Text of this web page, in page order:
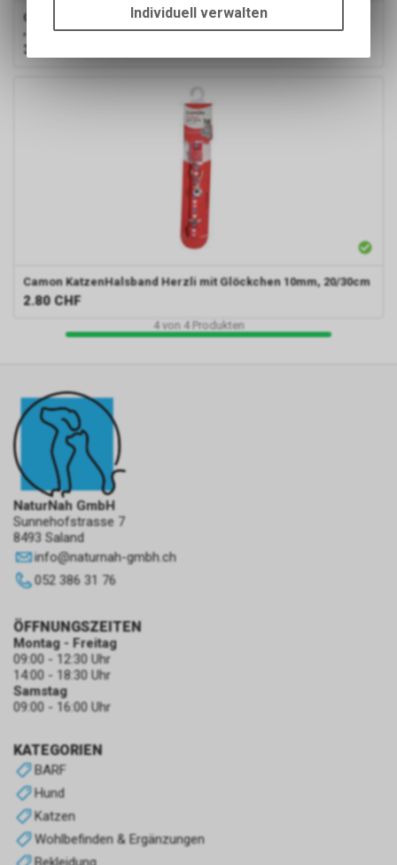
Camon
Elastisches Katzenhalsband - GLOW IN THE DARK
,10mm x2/300
3.50
Camon KatzenHalsband Herzli mit Glöckchen 10mm, 20/30cm
2.80 CHF
4von 4Produkten
NaturNah GmbH
Sunnehofstrasse 7
8493 Saland
info@naturnah-gmbh.ch
052 386 31 76
KATEGORIEN
BARF
Hund
Katzen
Wohlbefinden & Ergänzungen
ÖFFNUNGSZEITEN
Montag - Freitag
09:00 - 12:30 Uhr
14:00 - 18:30 Uhr
Samstag
09:00 - 16:00 Uhr
um die grundlegenden
Funktionen unseres Online-
dass die gespeicherten Daten
keinerlei Rückschlüsse auf Ihre
persönlichen Informationen
zulassen.
Individuell verwalten